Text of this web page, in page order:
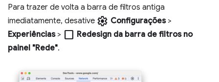
Para trazer de volta a barra de filtros antiga
imediatamente, desative settings Configurações>
Experiências> check_box_outline_blank Redesign da barra de filtros no
painel "Rede".